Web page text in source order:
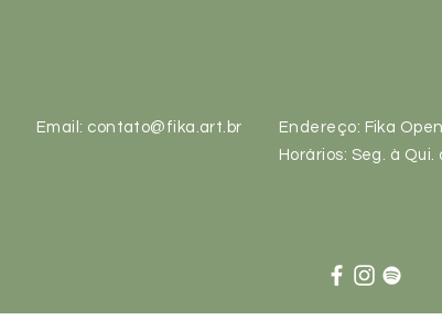
Email: contato@fika.art.br
Endereço: Fika
Horários: Seg. à